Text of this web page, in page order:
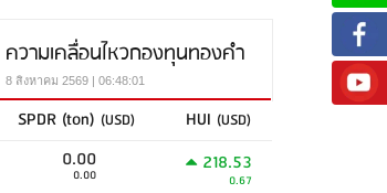
ความเคลื่อนไหวกองทุนทองคำ
8 สิงหาคม 2569 | 06:48:01
SPDR (ton) (USD) HUI (USD)
0.00
0.00 218.53
0.67